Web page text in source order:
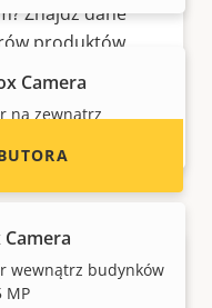
Camera
na zewnątrz
Camera
wewnątrz budynków
MP
Znajdź dane
produktów